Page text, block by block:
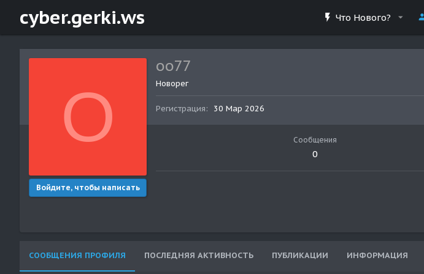
cyber.gerki.ws Что Нового?
O
Войдите, чтобы написать
oo77
Новорег
Регистрация 30 Мар 2026
Сообщения
0
СООБЩЕНИЯ ПРОФИЛЯ ПОСЛЕДНЯЯ АКТИВНОСТЬ ПУБЛИКАЦИИ ИНФОРМАЦИЯ